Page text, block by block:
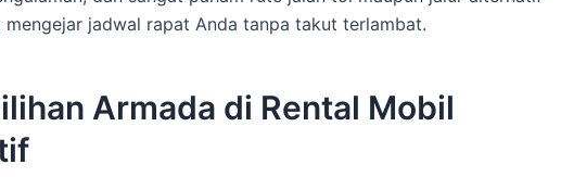
mengejar jadwal rapat Anda tanpa takut terlambat.
Armada di Rental Mobil